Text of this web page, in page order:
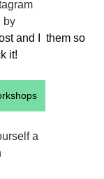
by
and I  them so
it!
a